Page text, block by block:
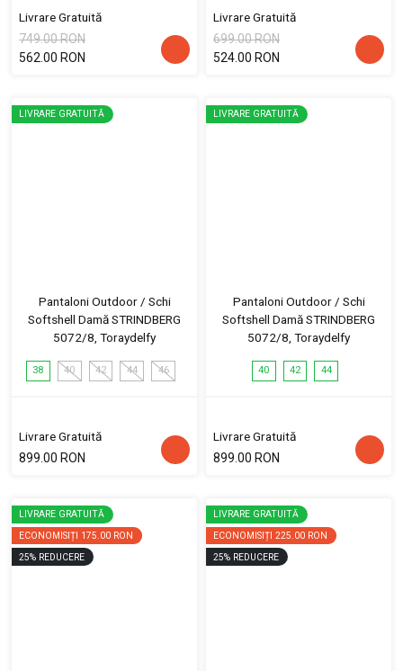
Livrare Gratuită
749.00 RON
562.00 RON
Livrare Gratuită
699.00 RON
524.00 RON
LIVRARE GRATUITĂ
Pantaloni Outdoor / Schi
Softshell Damă STRINDBERG
5072/8, Toraydelfy
38 40 42 44 46
Livrare Gratuită
899.00 RON
LIVRARE GRATUITĂ
Pantaloni Outdoor / Schi
Softshell Damă STRINDBERG
5072/8, Toraydelfy
40 42 44
Livrare Gratuită
899.00 RON
LIVRARE GRATUITĂ
ECONOMISIȚI 175.00 RON
25% REDUCERE
LIVRARE GRATUITĂ
ECONOMISIȚI 225.00 RON
25% REDUCERE